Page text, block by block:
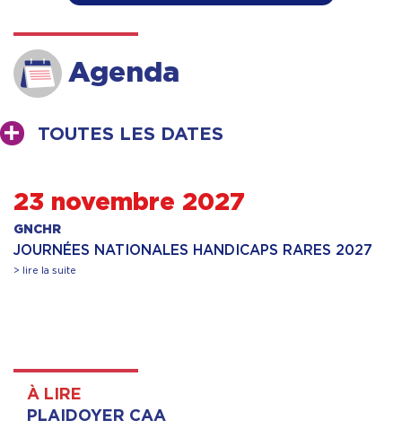
Agenda
TOUTES LES DATES
23 novembre 2027
GNCHR
JOURNÉES NATIONALES HANDICAPS RARES 2027
> lire la suite
À LIRE
PLAIDOYER CAA